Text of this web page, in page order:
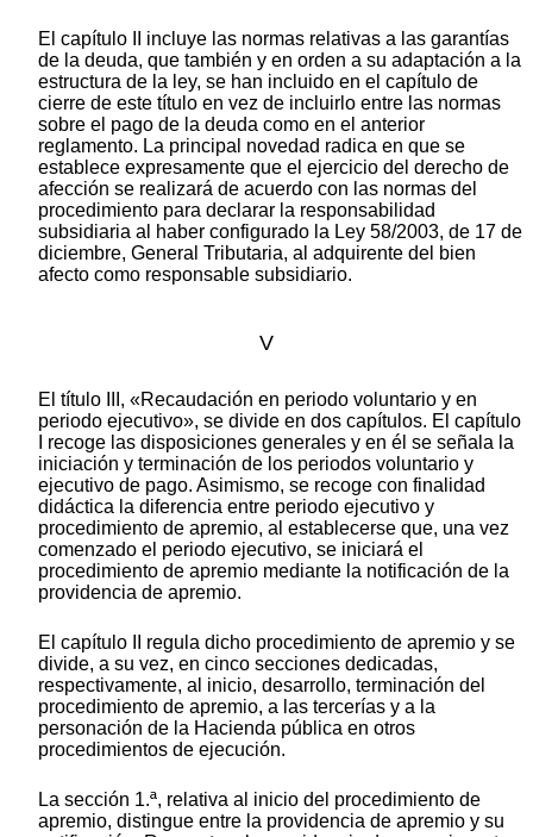
El capítulo II incluye las normas relativas a las garantías
de la deuda, que también y en orden a su adaptación a la
estructura de la ley, se han incluido en el capítulo de
cierre de este título en vez de incluirlo entre las normas
sobre el pago de la deuda como en el anterior
reglamento. La principal novedad radica en que se
establece expresamente que el ejercicio del derecho de
afección se realizará de acuerdo con las normas del
procedimiento para declarar la responsabilidad
subsidiaria al haber configurado la Ley 58/2003, de 17 de
diciembre, General Tributaria, al adquirente del bien
afecto como responsable subsidiario.
V
El título III, «Recaudación en periodo voluntario y en
periodo ejecutivo», se divide en dos capítulos. El capítulo
I recoge las disposiciones generales y en él se señala la
iniciación y terminación de los periodos voluntario y
ejecutivo de pago. Asimismo, se recoge con finalidad
didáctica la diferencia entre periodo ejecutivo y
procedimiento de apremio, al establecerse que, una vez
comenzado el periodo ejecutivo, se iniciará el
procedimiento de apremio mediante la notificación de la
providencia de apremio.
El capítulo II regula dicho procedimiento de apremio y se
divide, a su vez, en cinco secciones dedicadas,
respectivamente, al inicio, desarrollo, terminación del
procedimiento de apremio, a las tercerías y a la
personación de la Hacienda pública en otros
procedimientos de ejecución.
La sección 1.ª, relativa al inicio del procedimiento de
apremio, distingue entre la providencia de apremio y su